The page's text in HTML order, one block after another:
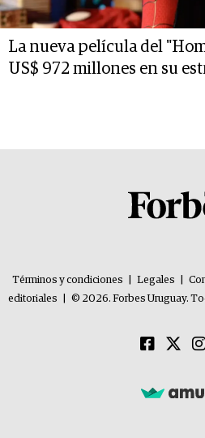
La nueva película del
US$ 972 millones en su
Términos y condiciones Legales
editoriales
© 2026. Forbes Uruguay.